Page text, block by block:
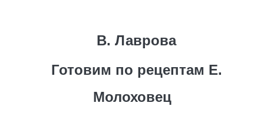
В. Лаврова
Готовим по рецептам Е.
Молоховец